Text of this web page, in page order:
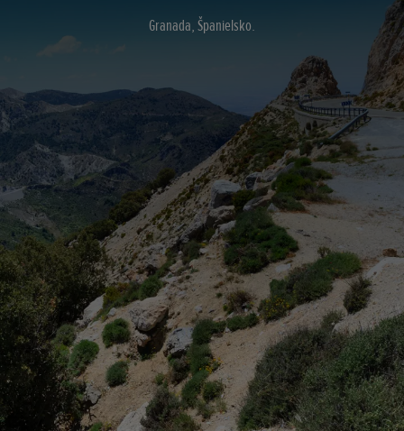
Granada, Španielsko.